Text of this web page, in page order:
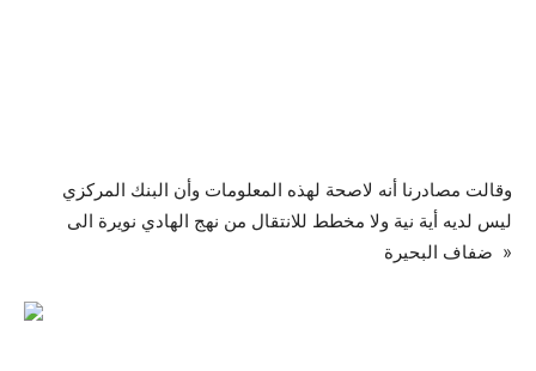
وقالت مصادرنا أنه لاصحة لهذه المعلومات وأن البنك المركزي
ليس لديه أية نية ولا مخطط للانتقال من نهج الهادي نويرة الى
ضفاف البحيرة »